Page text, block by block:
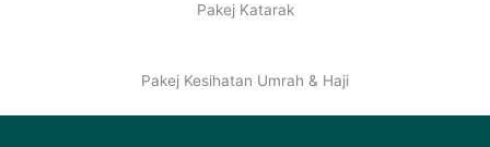
Pakej Katarak
Pakej Kesihatan Umrah & Haji